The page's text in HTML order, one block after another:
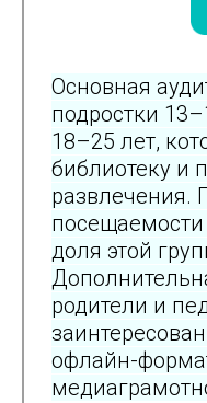
Основная
подростки
18–25 лет,
библиотеку и
развлечения.
доля этой
родители и
офлайн-